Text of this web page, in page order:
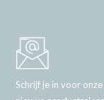
Schrijf je in voor